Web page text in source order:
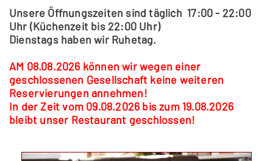
Unsere Öffnungszeiten sind täglich 17:00 - 22:00
Uhr (Küchenzeit bis 22:00 Uhr)
Dienstags haben wir Ruhetag.
AM 08.08.2026 können wir wegen einer
geschlossenen Gesellschaft keine weiteren
Reservierungen annehmen!
In der Zeit vom 09.08.2026 bis zum 19.08.2026
bleibt unser Restaurant geschlossen!